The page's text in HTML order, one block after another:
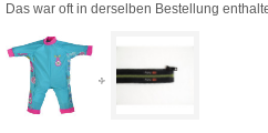
Das war oft in derselben Bestellung